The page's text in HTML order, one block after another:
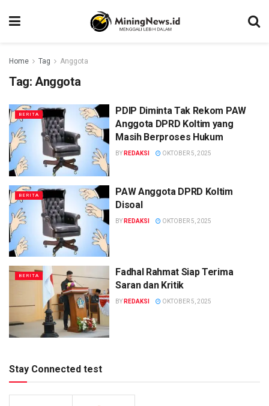
Home Tag Anggota
Tag: Anggota
BERITA
PDIP Diminta Tak Rekom PAW
Anggota DPRD Koltim yang
Masih Berproses Hukum
BY REDAKSI OKTOBER 5, 2025
BERITA
PAW Anggota DPRD Koltim
Disoal
BY REDAKSI OKTOBER 5, 2025
BERITA
Fadhal Rahmat Siap Terima
Saran dan Kritik
BY REDAKSI OKTOBER 5, 2025
Stay Connected test